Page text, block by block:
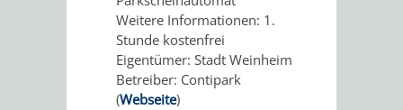
LÜTZELSACHSEN
BEMERKENSWERTES
AUF
Weitere Informationen: 1.
Stunde kostenfrei
Eigentümer: Stadt Weinheim
Betreiber: Contipark
(Webseite)